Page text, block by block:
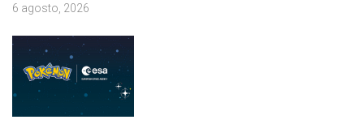
6 agosto, 2026